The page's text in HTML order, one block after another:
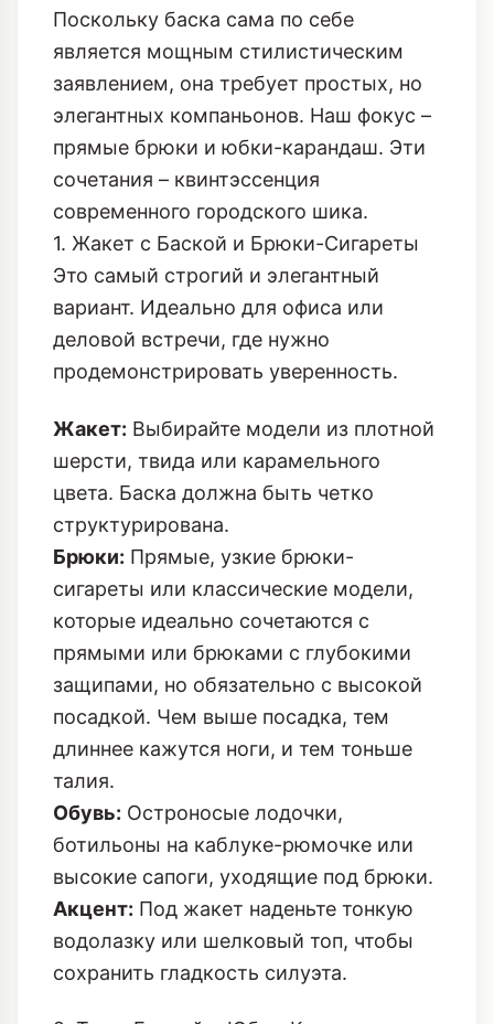
Поскольку баска сама по себе
является мощным стилистическим
заявлением, она требует простых, но
элегантных компаньонов. Наш фокус –
прямые брюки и юбки-карандаш. Эти
сочетания – квинтэссенция
современного городского шика.
1. Жакет с Баской и Брюки-Сигареты
Это самый строгий и элегантный
вариант. Идеально для офиса или
деловой встречи, где нужно
продемонстрировать уверенность.
Жакет: Выбирайте модели из плотной
шерсти, твида или карамельного
цвета. Баска должна быть четко
структурирована.
Брюки: Прямые, узкие брюки-
сигареты или классические модели,
которые идеально сочетаются с
прямыми или брюками с глубокими
защипами, но обязательно с высокой
посадкой. Чем выше посадка, тем
длиннее кажутся ноги, и тем тоньше
талия.
Обувь: Остроносые лодочки,
ботильоны на каблуке-рюмочке или
высокие сапоги, уходящие под брюки.
Акцент: Под жакет наденьте тонкую
водолазку или шелковый топ, чтобы
сохранить гладкость силуэта.